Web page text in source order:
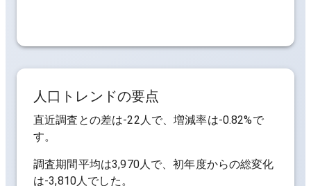
人口トレンドの要点
直近調査との差は-22人で、増減率は-0.82%で
す。
調査期間平均は3,970人で、初年度からの総変化
は-3,810人でした。